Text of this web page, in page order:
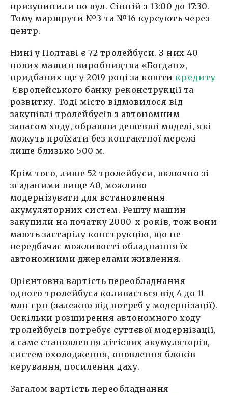
призупинили по вул. Сінній з 13:00 до 17:30.
Тому маршрути №3 та №16 курсують через
центр.
Нині у Полтаві є 72 тролейбуси. З них 40
нових машин виробництва «Богдан»,
придбаних ще у 2019 році за коштикредиту
Європейського банку реконструкції та
розвитку. Тоді місто відмовилося від
закупівлі тролейбусів з автономним
запасом ходу, обравши дешевші моделі, які
можуть проїхати без контактної мережі
лише близько 500 м.
Крім того, лише 52 тролейбуси, включно зі
згаданими вище 40, можливо
модернізувати для встановлення
акумуляторних систем. Решту машин
закупили на початку 2000-х років, тож вони
мають застарілу конструкцію, що не
передбачає можливості обладнання їх
автономними джерелами живлення.
Орієнтовна вартість переобладнання
одного тролейбуса коливається від 4 до 11
млн грн (залежно від потреб у модернізації).
Оскільки розширення автономного ходу
тролейбусів потребує суттєвої модернізації,
а саме становлення літієвих акумуляторів,
систем охолодження, оновлення блоків
керування, посилення даху.
Загалом вартість переобладнання